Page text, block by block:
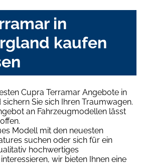
in
kaufen
Cupra Terramar Angebote in
Sie sich Ihren Traumwagen.
an Fahrzeugmodellen lässt
Modell mit den neuesten
suchen oder sich für ein
hochwertiges
wir bieten Ihnen eine